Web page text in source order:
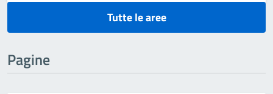
Tutte le aree
Pagine